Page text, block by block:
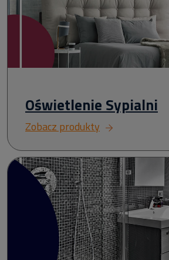
Oświetlenie Sypialni
Zobacz produkty